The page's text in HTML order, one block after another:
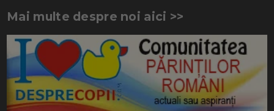
Mai multe despre noi aici >>